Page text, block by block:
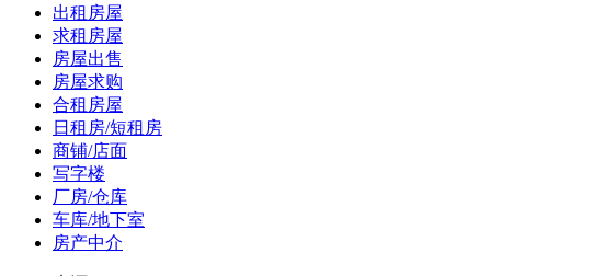
出租房屋
求租房屋
房屋出售
房屋求购
合租房屋
日租房/短租房
商铺/店面
写字楼
厂房/仓库
车库/地下室
房产中介